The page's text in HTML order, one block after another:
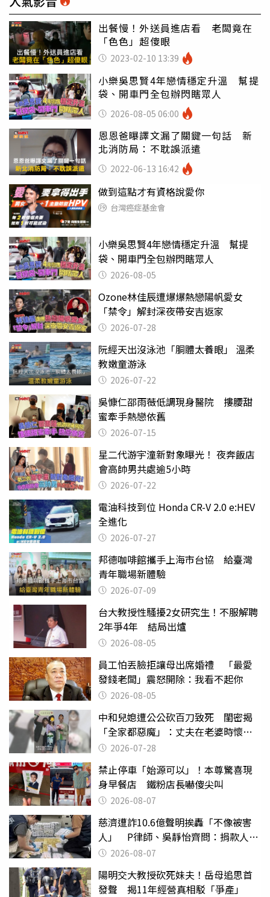
出餐慢！外送員進店看 老闆竟在
「色色」超傻眼
2023-02-10 13:39
小樂吳思賢4年戀情穩定升溫 幫提
袋、開車門全包辦閃瞎眾人
2026-08-05 06:00
恩恩爸曝譯文漏了關鍵一句話 新
北消防局：不耽誤派遣
2022-06-13 16:42
做到這點才有資格說愛你
台灣癌症基金會
小樂吳思賢4年戀情穩定升溫 幫提
袋、開車門全包辦閃瞎眾人
2026-08-05
Ozone林佳辰遭爆爆熱戀陽帆愛女
「禁令」解封深夜帶安吉返家
2026-07-28
阮經天出沒泳池「胴體太養眼」 溫柔
教嫩童游泳
2026-07-22
吳慷仁邵雨薇低調現身醫院 摟腰甜
蜜牽手熱戀依舊
2026-07-15
星二代游宇潼新對象曝光！ 夜奔飯店
會高帥男共處逾5小時
2026-07-22
電油科技到位 Honda CR-V 2.0 e:HEV
全進化
2026-07-27
邦德咖啡館攜手上海市台協 給臺灣
青年職場新體驗
2026-07-09
台大教授性騷擾2女研究生！不服解聘
2年爭4年 結局出爐
2026-08-05
員工怕丟臉拒讓母出席婚禮 「最愛
發錢老闆」震怒開除：我看不起你
2026-08-05
中和兒媳遭公公砍百刀致死 閨密揭
「全家都惡魔」：丈夫在老婆時懷孕
摔東西
2026-07-28
禁止停車「始源可以」！本尊驚喜現
身早餐店 鐵粉店長嚇傻尖叫
2026-08-07
慈濟遭詐10.6億聲明挨轟「不像被害
人」 P律師、吳靜怡齊問：捐款人有
權知道真相
2026-08-07
陽明交大教授砍死妹夫！岳母追思首
發聲 揭11年經營真相駁「爭產」